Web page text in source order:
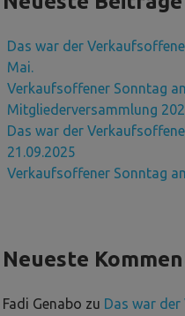
Das war der
Mai.
Verkaufsoffener Sonntag
Mitgliederversammlung
Das war der
21.09.2025
Verkaufsoffener Sonntag
Neueste
Fadi Genabo zu Das war